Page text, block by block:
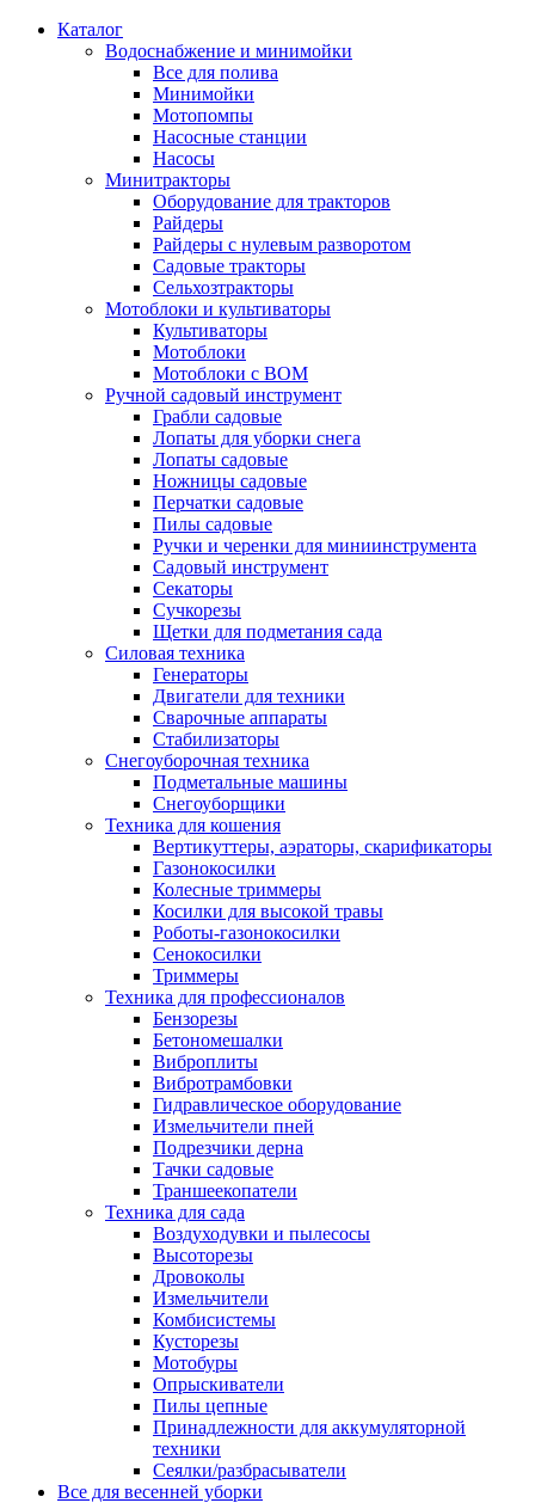
Каталог
Водоснабжение и минимойки
Все для полива
Минимойки
Мотопомпы
Насосные станции
Насосы
Минитракторы
Оборудование для тракторов
Райдеры
Райдеры с нулевым разворотом
Садовые тракторы
Сельхозтракторы
Мотоблоки и культиваторы
Культиваторы
Мотоблоки
Мотоблоки с ВОМ
Ручной садовый инструмент
Грабли садовые
Лопаты для уборки снега
Лопаты садовые
Ножницы садовые
Перчатки садовые
Пилы садовые
Ручки и черенки для миниинструмента
Садовый инструмент
Секаторы
Сучкорезы
Щетки для подметания сада
Силовая техника
Генераторы
Двигатели для техники
Сварочные аппараты
Стабилизаторы
Снегоуборочная техника
Подметальные машины
Снегоуборщики
Техника для кошения
Вертикуттеры, аэраторы, скарификаторы
Газонокосилки
Колесные триммеры
Косилки для высокой травы
Роботы-газонокосилки
Сенокосилки
Триммеры
Техника для профессионалов
Бензорезы
Бетономешалки
Виброплиты
Вибротрамбовки
Гидравлическое оборудование
Измельчители пней
Подрезчики дерна
Тачки садовые
Траншеекопатели
Техника для сада
Воздуходувки и пылесосы
Высоторезы
Дровоколы
Измельчители
Комбисистемы
Кусторезы
Мотобуры
Опрыскиватели
Пилы цепные
Принадлежности для аккумуляторной
техники
Сеялки/разбрасыватели
Все для весенней уборки